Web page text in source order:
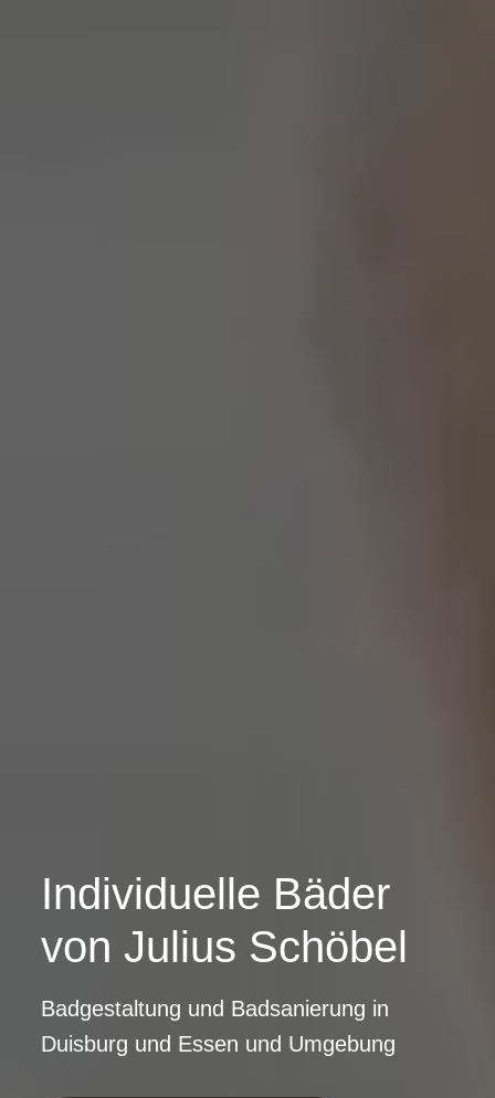
Individuelle Bäder
von Julius Schöbel
Badgestaltung und Badsanierung in
Duisburg und Essen und Umgebung